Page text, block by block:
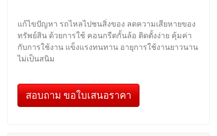
แก้ไขปัญหา รถไหลไปชนสิ่งของ ลดความเสียหายของ
ทรัพย์สิน ด้วยการใช้ คอนกรีตกั้นล้อ ติดตั้งง่าย คุ้มค่า
กับการใช้งาน แข็งแรงทนทาน อายุการใช้งานยาวนาน
ไม่เป็นสนิม
สอบถาม ขอใบเสนอราคา